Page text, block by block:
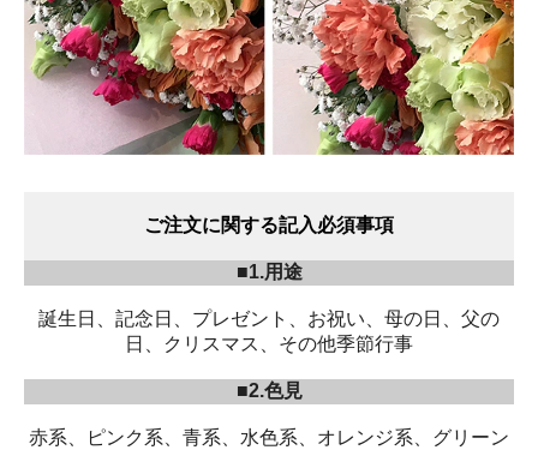
ご注文に関する記入必須事項
■1.用途
誕生日、記念日、プレゼント、お祝い、母の日、父の
日、クリスマス、その他季節行事
■2.色見
赤系、ピンク系、青系、水色系、オレンジ系、グリーン